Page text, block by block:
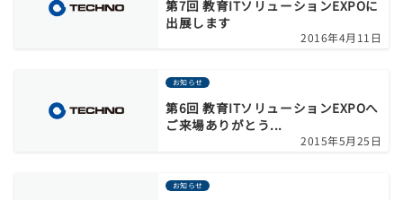
第7回 教育ITソリューションEXPOに
出展します
2016年4月11日
お知らせ
第6回 教育ITソリューションEXPOへ
ご来場ありがとう...
2015年5月25日
お知らせ